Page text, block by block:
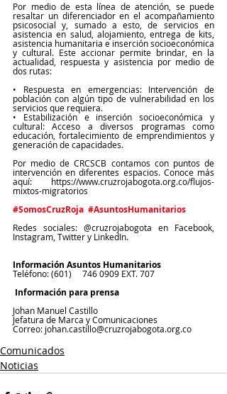
Por medio de esta línea de atención, se puede
resaltar un diferenciador en el acompañamiento
psicosocial y, sumado a esto, de servicios en
asistencia en salud, alojamiento, entrega de kits,
asistencia humanitaria e inserción socioeconómica
y cultural. Este accionar permite brindar, en la
actualidad, respuesta y asistencia por medio de
dos rutas:
• Respuesta en emergencias: Intervención de
población con algún tipo de vulnerabilidad en los
servicios que requiera.
• Estabilización e inserción socioeconómica y
cultural: Acceso a diversos programas como
educación, fortalecimiento de emprendimientos y
generación de capacidades.
Por medio de CRCSCB contamos con puntos de
intervención en diferentes espacios. Conoce más
aquí: https://www.cruzrojabogota.org.co/flujos-
mixtos-migratorios
#SomosCruzRoja #AsuntosHumanitarios
Redes sociales: @cruzrojabogota en Facebook,
Instagram, Twitter y LinkedIn.
Información Asuntos Humanitarios
Teléfono: (601)     746 0909 EXT. 707
Información para prensa
Johan Manuel Castillo
Jefatura de Marca y Comunicaciones
Correo: johan.castillo@cruzrojabogota.org.co
Comunicados
Noticias